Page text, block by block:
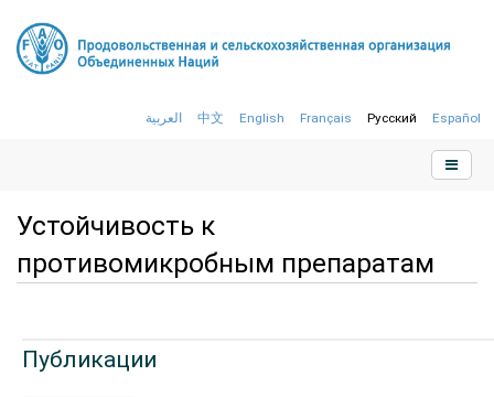
العربية 中文 English Français Русский Español
Устойчивость к
противомикробным препаратам
Публикации